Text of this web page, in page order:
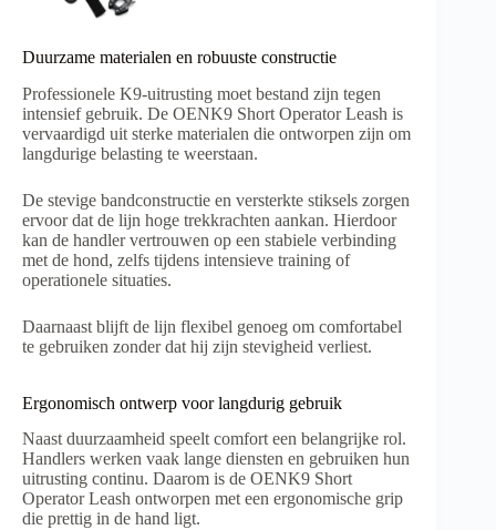
Duurzame materialen en robuuste constructie
Professionele K9-uitrusting moet bestand zijn tegen
intensief gebruik. De OENK9 Short Operator Leash is
vervaardigd uit sterke materialen die ontworpen zijn om
langdurige belasting te weerstaan.
De stevige bandconstructie en versterkte stiksels zorgen
ervoor dat de lijn hoge trekkrachten aankan. Hierdoor
kan de handler vertrouwen op een stabiele verbinding
met de hond, zelfs tijdens intensieve training of
operationele situaties.
Daarnaast blijft de lijn flexibel genoeg om comfortabel
te gebruiken zonder dat hij zijn stevigheid verliest.
Ergonomisch ontwerp voor langdurig gebruik
Naast duurzaamheid speelt comfort een belangrijke rol.
Handlers werken vaak lange diensten en gebruiken hun
uitrusting continu. Daarom is de OENK9 Short
Operator Leash ontworpen met een ergonomische grip
die prettig in de hand ligt.